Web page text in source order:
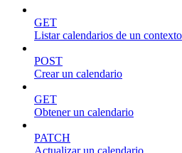
GET
Listar calendarios de un contexto
POST
Crear un calendario
GET
Obtener un calendario
PATCH